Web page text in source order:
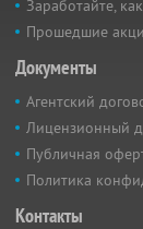
Заработайте,
Прошедшие
Документы
Агентский
Лицензионный
Публичная
Политика
Контакты